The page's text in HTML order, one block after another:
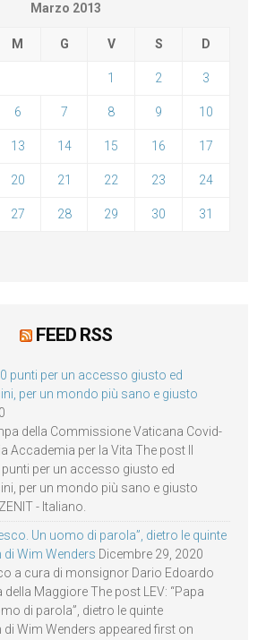
Marzo 2013
M G V S D
1 2 3
6 7 8 9 10
13 14 15 16 17
20 21 22 23 24
27 28 29 30 31
FEED RSS
punti per un accesso giusto ed
per un mondo più sano e giusto
della Commissione Vaticana Covid-
Accademia per la Vita The post Il
per un accesso giusto ed
per un mondo più sano e giusto
- Italiano.
Un uomo di parola”, dietro le quinte
di Wim Wenders Dicembre 29, 2020
a cura di monsignor Dario Edoardo
Maggiore The post LEV: “Papa
di parola”, dietro le quinte
di Wim Wenders appeared first on